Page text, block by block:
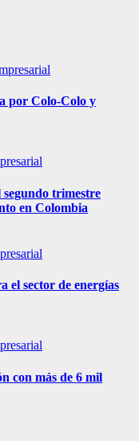
por Colo-Colo y
trimestre
en Colombia
el sector de energías
con más de 6 mil